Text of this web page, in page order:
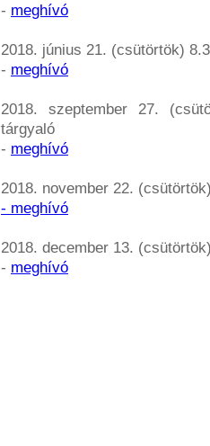
- meghívó
2018. június 21. (csütörtök)
- meghívó
2018. szeptember 27.
tárgyaló
- meghívó
2018. november 22.
- meghívó
2018. december 13.
- meghívó